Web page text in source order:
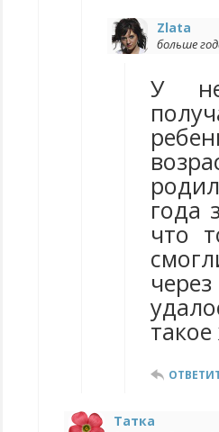
Zlata
больше
У
года
что
Татка